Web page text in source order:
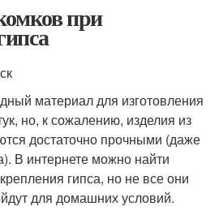
при
материал для изготовления
но, к сожалению, изделия из
достаточно прочными (даже
В интернете можно найти
гипса, но не все они
для домашних условий.